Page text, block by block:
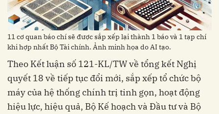
11 cơ quan báo chí sẽ được sắp xếp lại thành 1 báo và 1 tạp chí
khi hợp nhất Bộ Tài chính. Ảnh minh họa do AI tạo.
Theo Kết luận số 121-KL/TW về tổng kết Nghị
quyết 18 về tiếp tục đổi mới, sắp xếp tổ chức bộ
máy của hệ thống chính trị tinh gọn, hoạt động
hiệu lực, hiệu quả, Bộ Kế hoạch và Đầu tư và Bộ